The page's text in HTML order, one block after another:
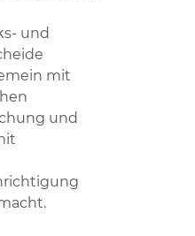
und
mit
und